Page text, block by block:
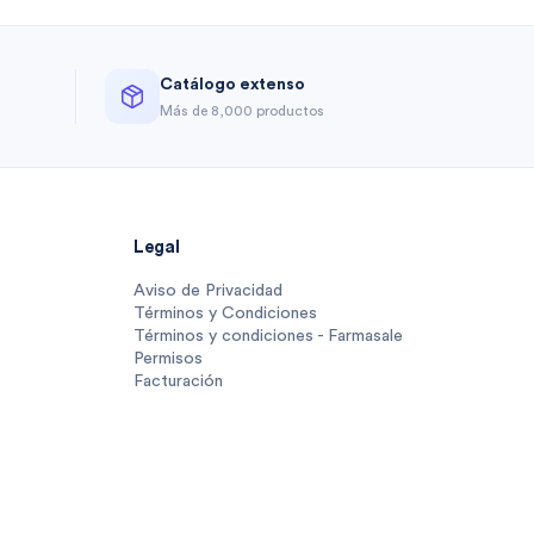
Catálogo extenso
Más de 8,000 productos
Legal
Aviso de Privacidad
Términos y Condiciones
Términos y condiciones - Farmasale
Permisos
Facturación